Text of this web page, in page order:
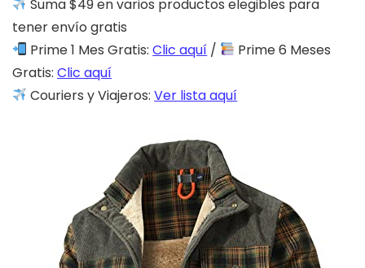
Suma $49 en varios productos elegibles para
tener envío gratis
Prime 1 Mes Gratis:Clic aquí /
Prime 6 Meses
Gratis: Clic aquí
Couriers y Viajeros:Ver lista aquí